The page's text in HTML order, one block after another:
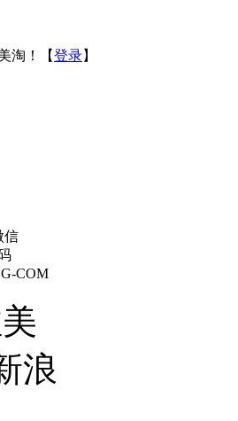
淘！【登录】
信
COM